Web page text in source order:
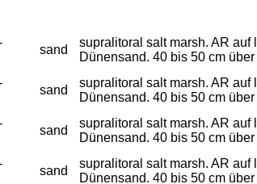
sand
supralitoral salt marsh. AR
Dünensand. 40 bis 50 cm
sand
supralitoral salt marsh. AR
Dünensand. 40 bis 50 cm
sand
supralitoral salt marsh. AR
Dünensand. 40 bis 50 cm
sand
supralitoral salt marsh. AR
Dünensand. 40 bis 50 cm